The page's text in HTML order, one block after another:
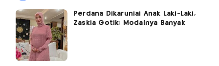
Perdana Dikaruniai Anak Laki-Laki,
Zaskia Gotik: Modalnya Banyak